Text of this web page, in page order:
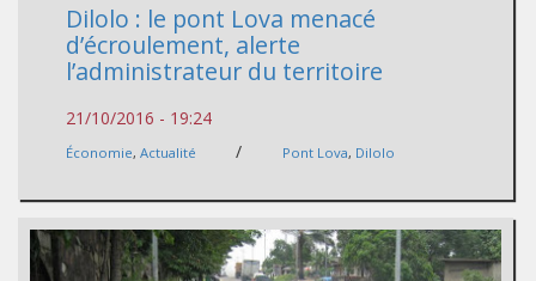
Dilolo : le pont Lova menacé
d’écroulement, alerte
l’administrateur du territoire
21/10/2016 - 19:24
Économie, Actualité / Pont Lova, Dilolo